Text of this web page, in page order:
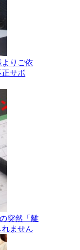
よりご依
サボ
突然「離
ません